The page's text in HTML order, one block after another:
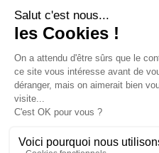
Un conseiller
© 2026 - Côté Formations -